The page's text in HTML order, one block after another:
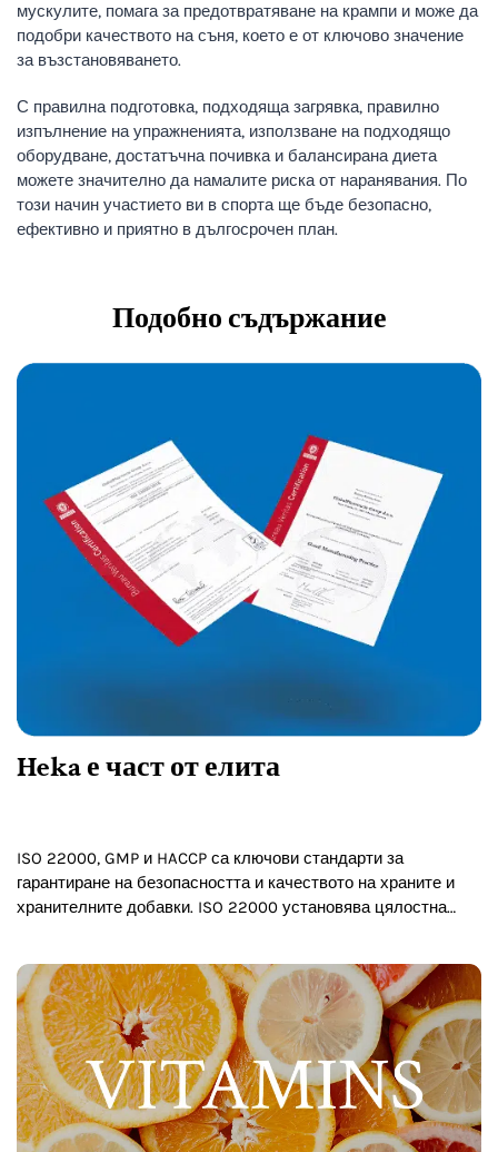
мускулите, помага за предотвратяване на крампи и може да
подобри качеството на съня, което е от ключово значение
за възстановяването.
С правилна подготовка, подходяща загрявка, правилно
изпълнение на упражненията, използване на подходящо
оборудване, достатъчна почивка и балансирана диета
можете значително да намалите риска от наранявания. По
този начин участието ви в спорта ще бъде безопасно,
ефективно и приятно в дългосрочен план.
Подобно съдържание
Heka е част от елита
ISO 22000, GMP и HACCP са ключови стандарти за
гарантиране на безопасността и качеството на храните и
хранителните добавки. ISO 22000 установява цялостна